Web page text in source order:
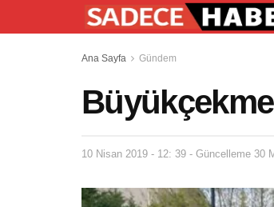
Ana Sayfa Gündem
10 Nisan 2019 - 12: 39 - Güncelleme 30